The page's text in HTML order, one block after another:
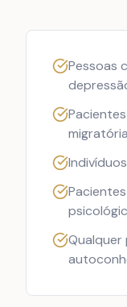
Pessoas
migratória
Qualquer